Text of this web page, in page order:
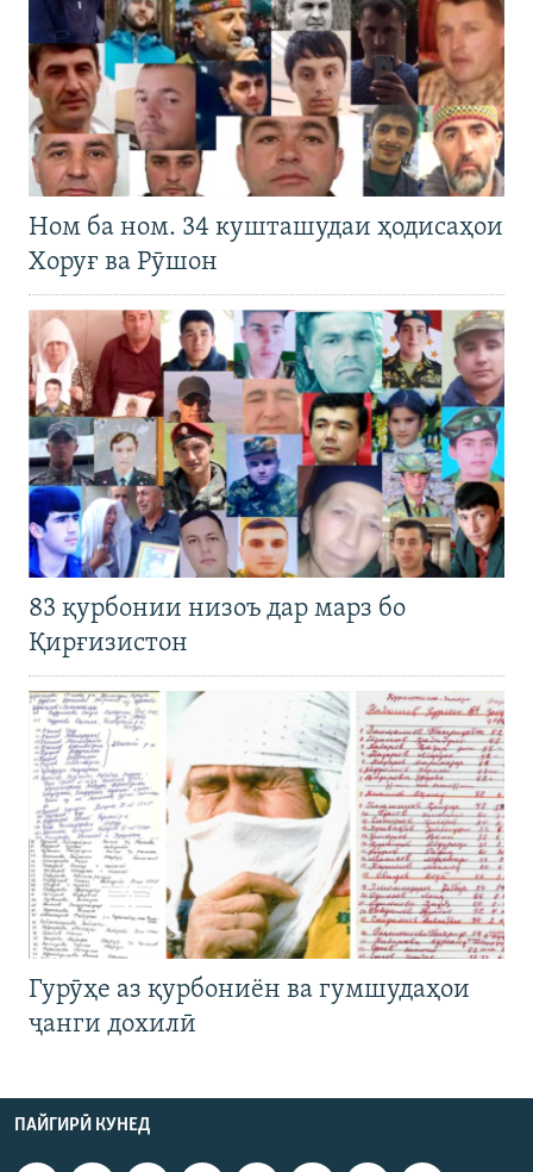
Ном ба ном. 34 кушташудаи ҳодисаҳои
Хоруғ ва Рӯшон
83 қурбонии низоъ дар марз бо
Қирғизистон
Гурӯҳе аз қурбониён ва гумшудаҳои
ҷанги дохилӣ
ПАЙГИРӢ КУНЕД